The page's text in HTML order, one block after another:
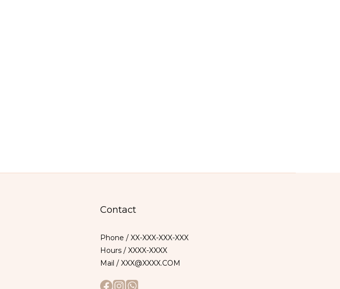
Contact
Phone / XX-XXX-XXX-XXX
Hours / XXXX-XXXX
Mail / XXX@XXXX.COM